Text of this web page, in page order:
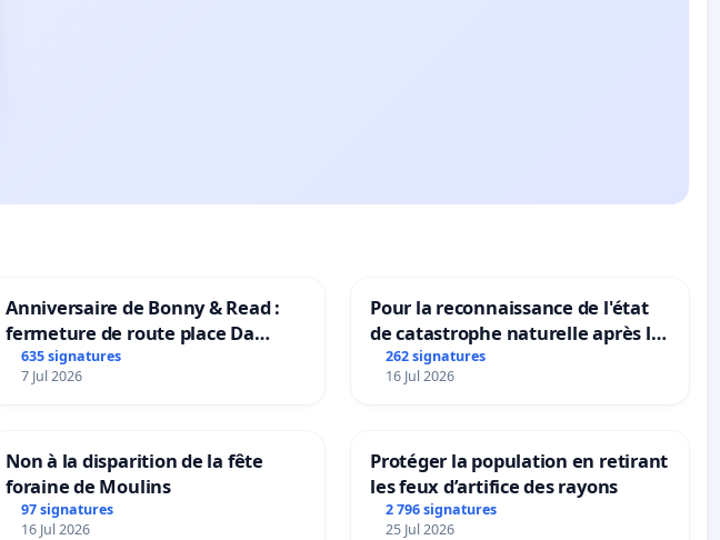
Anniversaire de Bonny & Read :
fermeture de route place Da
Maya M
635 signatures
7 Jul 2026
Pour la reconnaissance de l'état
de catastrophe naturelle après la
grêle du 15 juillet 2026 à Aubenas
et ses alentours
262 signatures
16 Jul 2026
Non à la disparition de la fête
foraine de Moulins
97 signatures
16 Jul 2026
Protéger la population en retirant
les feux d’artifice des rayons
2 796 signatures
25 Jul 2026